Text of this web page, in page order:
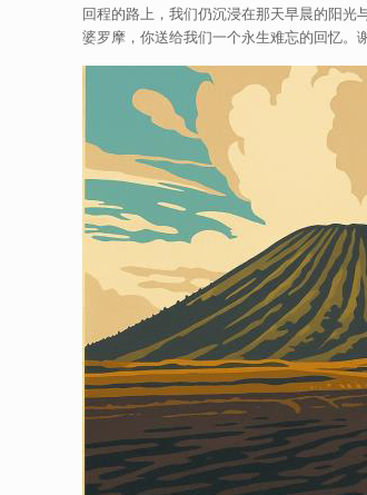
回程的路上，我们仍沉浸在那天早晨的阳光
婆罗摩，你送给我们一个永生难忘的回忆。